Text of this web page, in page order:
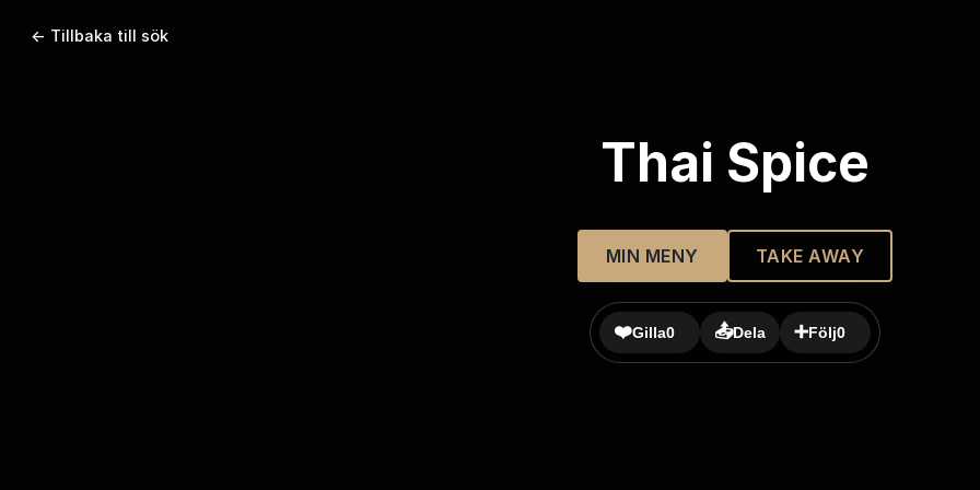
← Tillbaka till sök
Thai Spice
MIN MENY TAKE AWAY
❤️Gilla0 📤Dela ➕Följ0